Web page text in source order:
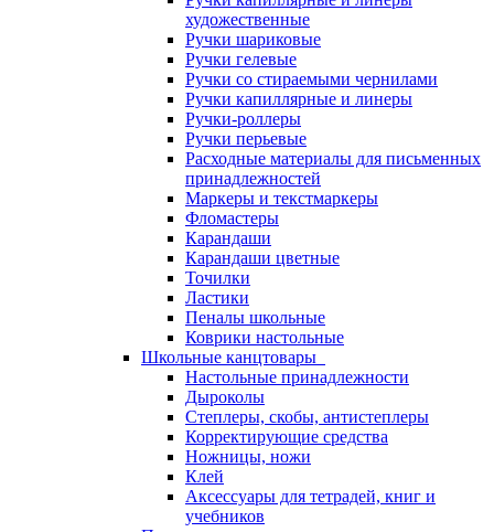
художественные
Ручки шариковые
Ручки гелевые
Ручки со стираемыми чернилами
Ручки капиллярные и линеры
Ручки-роллеры
Ручки перьевые
Расходные материалы для письменных
принадлежностей
Маркеры и текстмаркеры
Фломастеры
Карандаши
Карандаши цветные
Точилки
Ластики
Пеналы школьные
Коврики настольные
Школьные канцтовары
Настольные принадлежности
Дыроколы
Степлеры, скобы, антистеплеры
Корректирующие средства
Ножницы, ножи
Клей
Аксессуары для тетрадей, книг и
учебников